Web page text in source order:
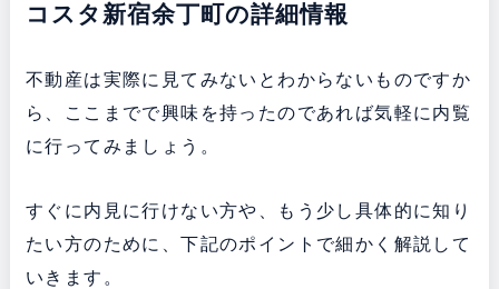
コスタ新宿余丁町の詳細情報
不動産は実際に見てみないとわからないものですか
ら、ここまでで興味を持ったのであれば気軽に内覧
に行ってみましょう。
すぐに内見に行けない方や、もう少し具体的に知り
たい方のために、下記のポイントで細かく解説して
いきます。